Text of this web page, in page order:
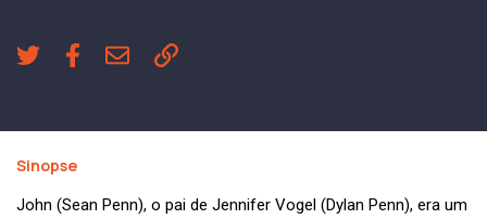
Sinopse
John (Sean Penn), o pai de Jennifer Vogel (Dylan Penn), era um